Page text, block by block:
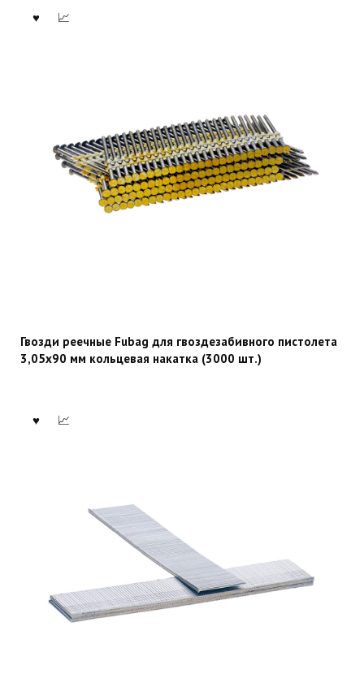
Гвозди реечные Fubag для гвоздезабивного пистолета
3,05х90 мм кольцевая накатка (3000 шт.)